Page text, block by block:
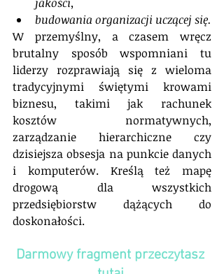
budowania organizacji uczącej się.
W przemyślny, a czasem wręcz
brutalny sposób wspomniani tu
liderzy rozprawiają się z wieloma
tradycyjnymi świętymi krowami
biznesu, takimi jak rachunek
kosztów normatywnych,
zarządzanie hierarchiczne czy
dzisiejsza obsesja na punkcie danych
i komputerów. Kreślą też mapę
drogową dla wszystkich
przedsiębiorstw dążących do
doskonałości.
Darmowy fragment przeczytasz